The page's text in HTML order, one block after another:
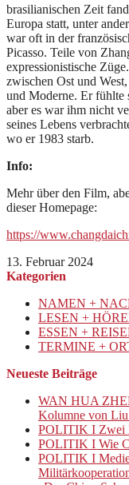
brasilianischen Zeit
Europa statt, unter
war oft in der
Picasso. Teile von
expressionistische
zwischen Ost und
und Moderne. Er fühlte
aber es war ihm nicht
seines Lebens
wo er 1983 starb.
Info:
Mehr über den Film,
dieser Homepage:
https://
13. Februar 2024
Kategorien
NAMEN +
LESEN +
ESSEN +
TERMINE +
Neueste Beiträge
WAN HUA
Kolumne von
POLITIK I Zwei
POLITIK I Wie
POLITIK I